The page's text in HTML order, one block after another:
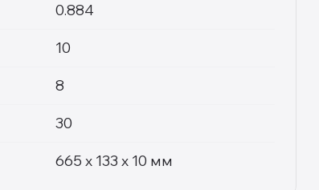
0.884
10
8
30
665 x 133 x 10 мм